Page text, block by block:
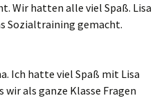
Wir hatten alle viel Spaß. Lisa
Sozialtraining gemacht.
Ich hatte viel Spaß mit Lisa
wir als ganze Klasse Fragen